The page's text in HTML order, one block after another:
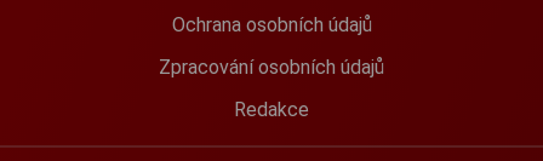
Ochrana osobních údajů
Zpracování osobních údajů
Redakce